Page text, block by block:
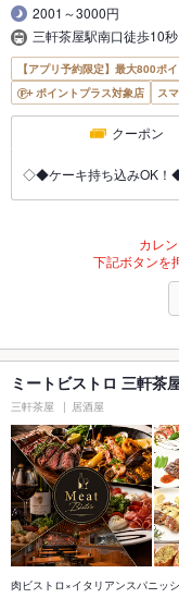
2001～3000円
三軒茶屋駅南口徒歩10
【アプリ予約限定】最大800ポ
ポイントプラス対象店
ス
クーポン
◇◆ケーキ持ち込みOK！
カレ
下記ボタンを
ミートビストロ 三軒茶
三軒茶屋 居酒屋
肉ビストロ×イタリアンスパニッ